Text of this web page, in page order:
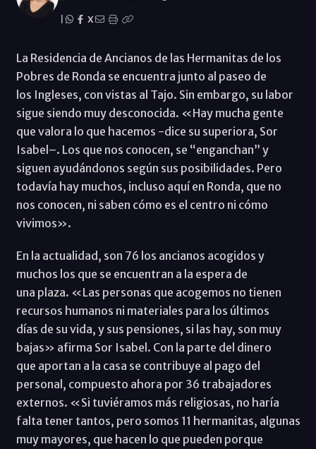
X
La Residencia de Ancianos de las Hermanitas de los
Pobres de Ronda se encuentra junto al paseo de
los Ingleses, con vistas al Tajo. Sin embargo, su labor
sigue siendo muy desconocida. «Hay mucha gente
que valora lo que hacemos -dice su superiora, Sor
Isabel–. Los que nos conocen, se “enganchan” y
siguen ayudándonos según sus posibilidades. Pero
todavía hay muchos, incluso aquí en Ronda, que no
nos conocen, ni saben cómo es el centro ni cómo
vivimos».
En la actualidad, son 76 los ancianos acogidos y
muchos los que se encuentran a la espera de
una plaza. «Las personas que acogemos no tienen
recursos humanos ni materiales para los últimos
días de su vida, y sus pensiones, si las hay, son muy
bajas» afirma Sor Isabel. Con la parte del dinero
que aportan a la casa se contribuye al pago del
personal, compuesto ahora por 36 trabajadores
externos. «Si tuviéramos más religiosas, no haría
falta tener tantos, pero somos 11 hermanitas, algunas
muy mayores, que hacen lo que pueden porque